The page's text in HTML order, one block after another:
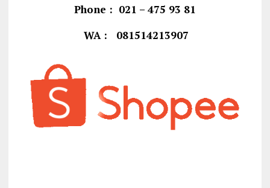
Phone : 021 – 475 93 81
WA : 081514213907